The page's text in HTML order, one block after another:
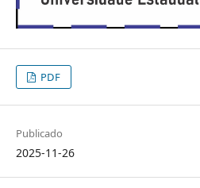
PDF
Publicado
2025-11-26